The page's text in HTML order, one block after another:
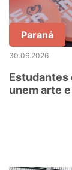
Paraná
30.06.2026
Estudantes
unem arte